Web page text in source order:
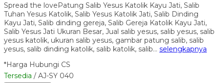
Spread the lovePatung Salib Yesus Katolik Kayu Jati, Salib
Tuhan Yesus Katolik, Salib Yesus Katolik Jati, Salib Dinding
Kayu Jati, Salib dinding gereja, Salib Gereja Katolik Kayu Jati,
Salib Yesus Jati Ukuran Besar, Jual salib yesus, salib yesus, salib
yesus katolik, ukuran salib yesus, gambar patung salib, salib
yesus, salib dinding katolik, salib katolik, salib… selengkapnya
*Harga Hubungi CS
Tersedia / AJ-SY 040